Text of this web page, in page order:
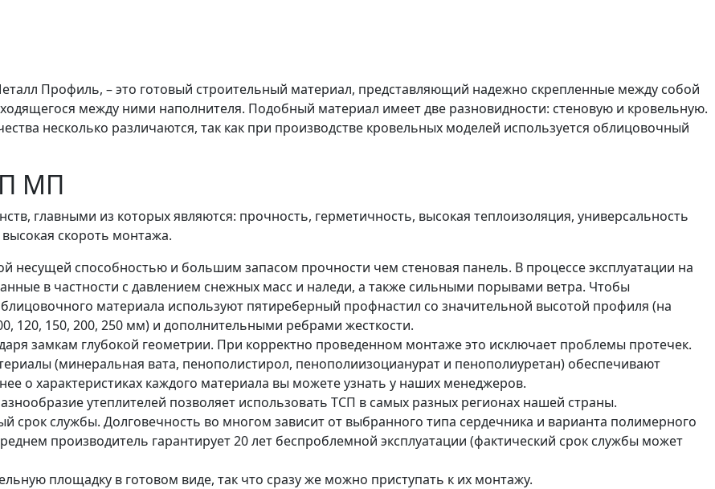
Профиль, – это готовый строительный материал, представляющий надежно скрепленные между собой
между ними наполнителя. Подобный материал имеет две разновидности: стеновую и кровельную.
несколько различаются, так как при производстве кровельных моделей используется облицовочный
МП
главными из которых являются: прочность, герметичность, высокая теплоизоляция, универсальность
скороть монтажа.
несущей способностью и большим запасом прочности чем стеновая панель. В процессе эксплуатации на
в частности с давлением снежных масс и наледи, а также сильными порывами ветра. Чтобы
материала используют пятиреберный профнастил со значительной высотой профиля (на
120, 150, 200, 250 мм) и дополнительными ребрами жесткости.
замкам глубокой геометрии. При корректно проведенном монтаже это исключает проблемы протечек.
(минеральная вата, пенополистирол, пенополиизоцианурат и пенополиуретан) обеспечивают
о характеристиках каждого материала вы можете узнать у наших менеджеров.
утеплителей позволяет использовать ТСП в самых разных регионах нашей страны.
срок службы. Долговечность во многом зависит от выбранного типа сердечника и варианта полимерного
производитель гарантирует 20 лет беспроблемной эксплуатации (фактический срок службы может
площадку в готовом виде, так что сразу же можно приступать к их монтажу.